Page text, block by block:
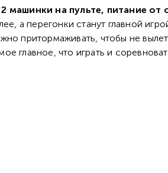
машинки на пульте, питание от
а перегонки станут главной
притормаживать, чтобы не
главное, что играть и